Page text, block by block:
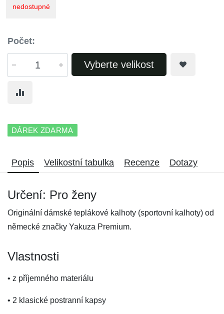
nedostupné
Počet:
Vyberte velikost
DÁREK ZDARMA
Popis Velikostní tabulka Recenze Dotazy
Určení: Pro ženy
Originální dámské teplákové kalhoty (sportovní kalhoty) od
německé značky Yakuza Premium.
Vlastnosti
• z příjemného materiálu
• 2 klasické postranní kapsy